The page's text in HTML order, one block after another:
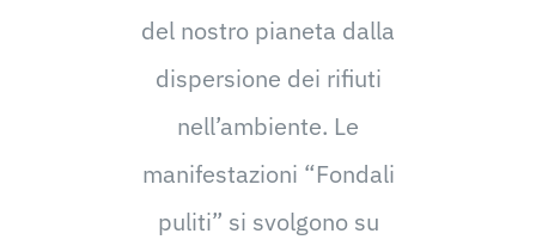
del nostro pianeta dalla
dispersione dei rifiuti
nell’ambiente. Le
manifestazioni “Fondali
puliti” si svolgono su